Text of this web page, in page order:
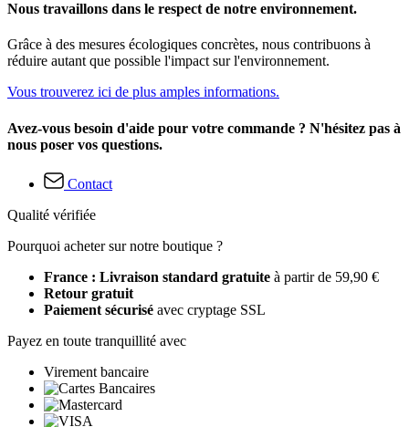
Nous travaillons dans le respect de notre environnement.
Grâce à des mesures écologiques concrètes, nous contribuons à
réduire autant que possible l'impact sur l'environnement.
Vous trouverez ici de plus amples informations.
Avez-vous besoin d'aide pour votre commande ? N'hésitez pas à
nous poser vos questions.
Contact
Qualité vérifiée
Pourquoi acheter sur notre boutique ?
France : Livraison standard gratuite à partir de 59,90 €
Retour gratuit
Paiement sécurisé avec cryptage SSL
Payez en toute tranquillité avec
Virement bancaire